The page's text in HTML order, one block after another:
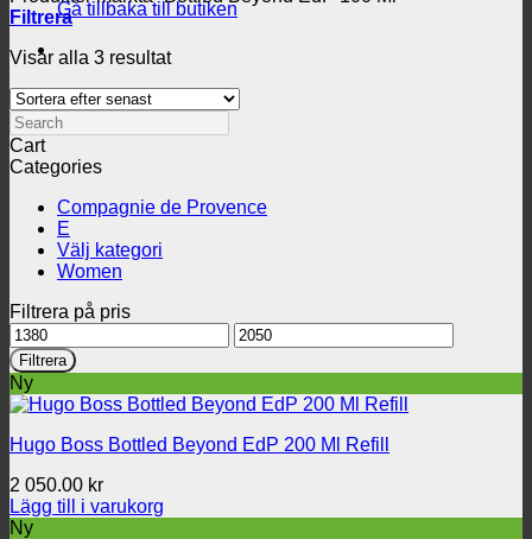
Gå tillbaka till butiken
Filtrera
Visar alla 3 resultatSortera
senaste
Search
Cart
Categories
Compagnie de Provence
E
Välj kategori
Women
Filtrera på pris
Min
pris
Max
pris
Filtrera
Ny
Hugo Boss Bottled Beyond EdP 200 Ml Refill
2 050.00 kr
Lägg till i varukorg
Ny